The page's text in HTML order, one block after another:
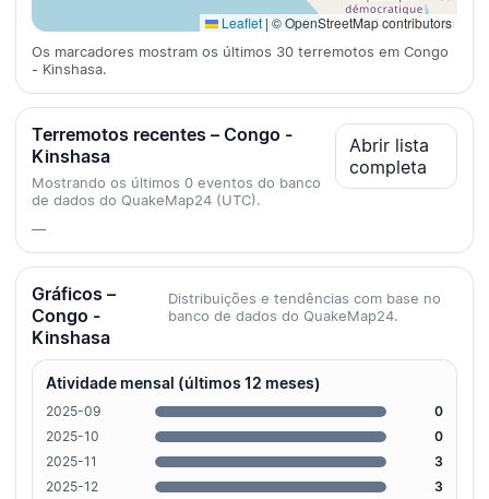
Leaflet | © OpenStreetMap contributors
Os marcadores mostram os últimos 30 terremotos em Congo
- Kinshasa.
Terremotos recentes – Congo -
Kinshasa
Mostrando os últimos 0 eventos do banco
de dados do QuakeMap24 (UTC).
Abrir lista
completa
—
Gráficos –
Congo -
Kinshasa
Distribuições e tendências com base no
banco de dados do QuakeMap24.
Atividade mensal (últimos 12 meses)
2025-09
0
2025-10
0
2025-11
3
2025-12
3